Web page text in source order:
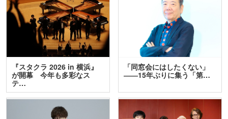
『スタクラ 2026 in 横浜』
が開幕 今年も多彩なス
テ…
「同窓会にはしたくない」
――15年ぶりに集う「第…